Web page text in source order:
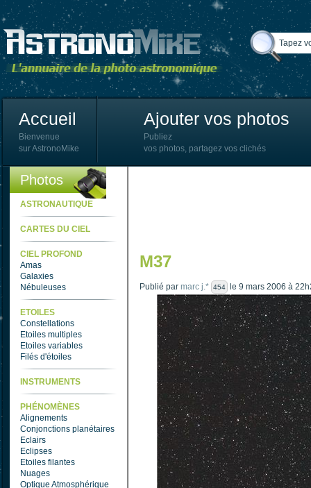
Accueil
Bienvenue
sur AstronoMike
Ajouter vos photos
Publiez
vos photos, partagez vos clichés
Photos
ASTRONAUTIQUE
CARTES DU CIEL
CIEL PROFOND
Amas
Galaxies
Nébuleuses
ETOILES
Constellations
Etoiles multiples
Etoiles variables
Filés d'étoiles
INSTRUMENTS
PHÉNOMÈNES
Alignements
Conjonctions planétaires
Eclairs
Eclipses
Etoiles filantes
Nuages
Optique Atmosphérique
M37
Publié par marc j.* 454 le 9 mars 2006 à